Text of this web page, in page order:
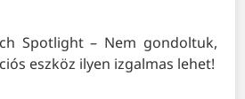
Spotlight – Nem gondoltuk,
eszköz ilyen izgalmas lehet!